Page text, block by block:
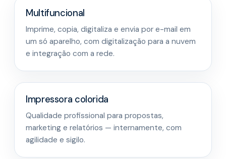
Multifuncional
Imprime, copia, digitaliza e envia por e-mail em
um só aparelho, com digitalização para a nuvem
e integração com a rede.
Impressora colorida
Qualidade profissional para propostas,
marketing e relatórios — internamente, com
agilidade e sigilo.